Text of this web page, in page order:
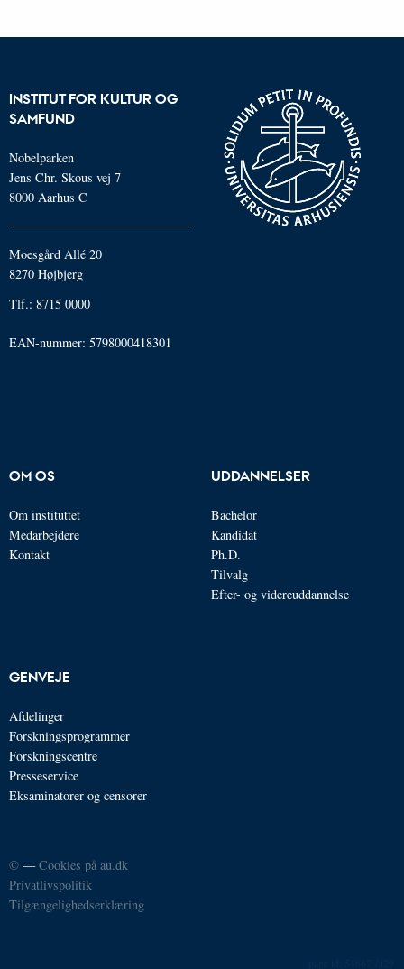
INSTITUT FOR KULTUR OG
SAMFUND
Nobelparken
Jens Chr. Skous vej 7
8000 Aarhus C
Moesgård Allé 20
8270 Højbjerg
Tlf.: 8715 0000
EAN-nummer: 5798000418301
OM OS
Om instituttet
Medarbejdere
Kontakt
UDDANNELSER
Bachelor
Kandidat
Ph.D.
Tilvalg
Efter- og videreuddannelse
GENVEJE
Afdelinger
Forskningsprogrammer
Forskningscentre
Presseservice
Eksaminatorer og censorer
© —Cookies på au.dk
Privatlivspolitik
Tilgængelighedserklæring